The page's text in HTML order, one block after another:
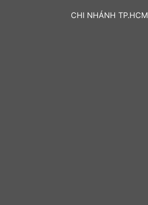
CHI NHÁNH TP.HCM